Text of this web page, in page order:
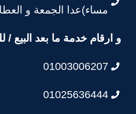
مساء)عدا الجمعة و
و ارقام خدمة ما بعد البيع /
01003006207
01025636444